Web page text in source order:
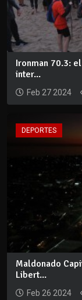
Ironman 70.3:
inter...
Feb 27 2024
DEPORTES
Maldonado
Libert...
Feb 26 2024